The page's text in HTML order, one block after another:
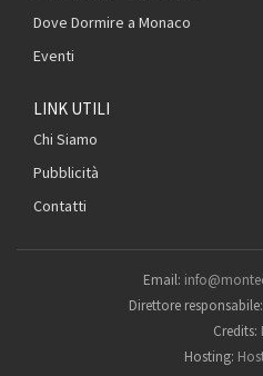
Dove Dormire a Monaco
Eventi
LINK UTILI
Chi Siamo
Pubblicità
Contatti
Email:
Direttore
Credits:
Hosting: